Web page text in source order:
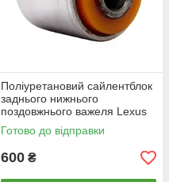
Поліуретановий сайлентблок
заднього нижнього
поздовжнього важеля Lexus
Is, PP-1326c
Готово до відправки
600 ₴